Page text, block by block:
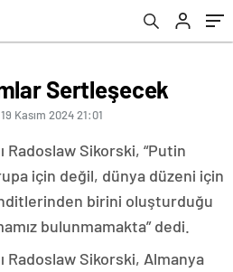
Sertleşecek
19 Kasım 2024 21:01
Radoslaw Sikorski, “Putin
için değil, dünya düzeni için
birini oluşturduğu
bulunmamakta” dedi.
Radoslaw Sikorski, Almanya